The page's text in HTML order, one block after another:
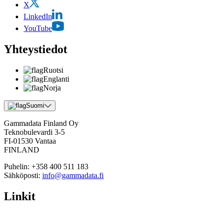
X
LinkedIn
YouTube
Yhteystiedot
Ruotsi
Englanti
Norja
Suomi
Gammadata Finland Oy
Teknobulevardi 3-5
FI-01530 Vantaa
FINLAND
Puhelin: +358 400 511 183
Sähköposti: info@gammadata.fi
Linkit